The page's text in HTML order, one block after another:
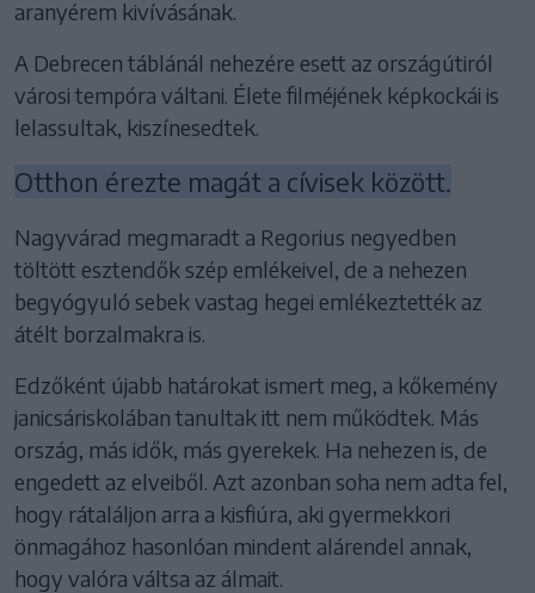
aranyérem kivívásának.
A Debrecen táblánál nehezére esett az országútiról
városi tempóra váltani. Élete filméjének képkockái is
lelassultak, kiszínesedtek.
Otthon érezte magát a cívisek között.
Nagyvárad megmaradt a Regorius negyedben
töltött esztendők szép emlékeivel, de a nehezen
begyógyuló sebek vastag hegei emlékeztették az
átélt borzalmakra is.
Edzőként újabb határokat ismert meg, a kőkemény
janicsáriskolában tanultak itt nem működtek. Más
ország, más idők, más gyerekek. Ha nehezen is, de
engedett az elveiből. Azt azonban soha nem adta fel,
hogy rátaláljon arra a kisfiúra, aki gyermekkori
önmagához hasonlóan mindent alárendel annak,
hogy valóra váltsa az álmait.